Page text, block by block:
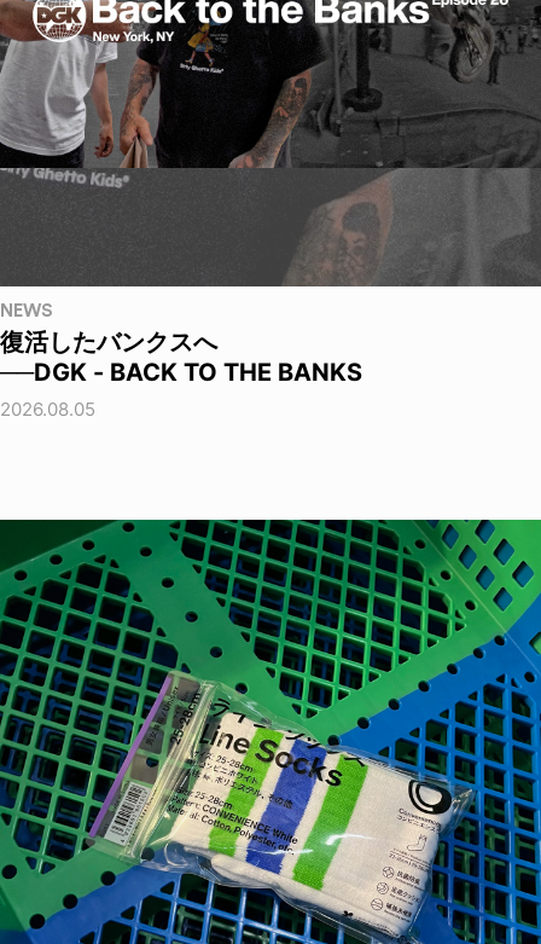
NEWS
復活したバンクスへ
──DGK - BACK TO THE BANKS
2026.08.05